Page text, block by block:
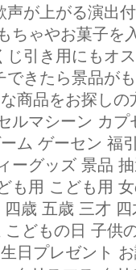
声が上がる演出
ちゃやお菓子を
じ引き用にもオ
できたら景品が
商品をお探し
ルマシーン カ
ム ゲーセン 福
ーグッズ 景品
も用 こども用
歳 五歳 三才
どもの日 子供
日プレゼント